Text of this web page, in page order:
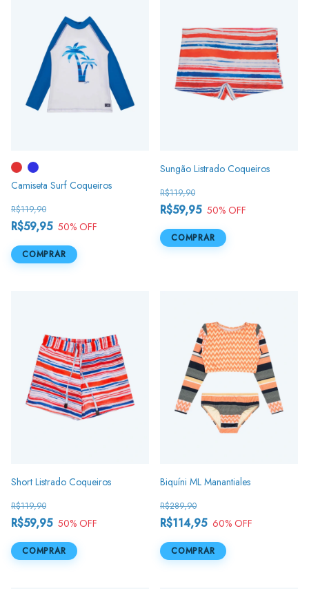
Camiseta Surf Coqueiros
R$59,95
R$119,90
50% OFF
COMPRAR
Sungão Listrado Coqueiros
R$59,95
R$119,90
50% OFF
COMPRAR
Short Listrado Coqueiros
R$59,95
R$119,90
50% OFF
COMPRAR
Biquíni ML Manantiales
R$114,95
R$289,90
60% OFF
COMPRAR